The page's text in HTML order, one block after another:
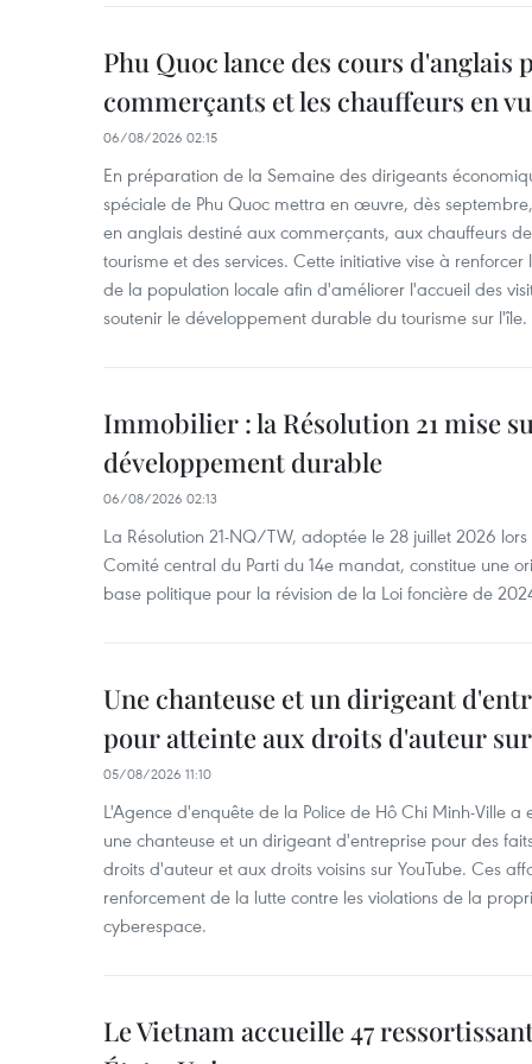
Phu Quoc lance des cours d'anglais
commerçants et les chauffeurs en
06/08/2026 02:15
En préparation de la Semaine des dirigeants
spéciale de Phu Quoc mettra en œuvre, dès
en anglais destiné aux commerçants, aux chauffeurs
tourisme et des services. Cette initiative vise à
de la population locale afin d'améliorer l'accueil des
soutenir le développement durable du tourisme sur l'île.
Immobilier : la Résolution 21 mise
développement durable
06/08/2026 02:13
La Résolution 21-NQ/TW, adoptée le 28 juillet 2026
Comité central du Parti du 14e mandat, constitue une
base politique pour la révision de la Loi foncière de
Une chanteuse et un dirigeant
pour atteinte aux droits d'auteur sur
05/08/2026 11:10
L'Agence d'enquête de la Police de Hô Chi Minh-Ville
une chanteuse et un dirigeant d'entreprise pour des
droits d'auteur et aux droits voisins sur YouTube. Ces
renforcement de la lutte contre les violations de la
cyberespace.
Le Vietnam accueille 47